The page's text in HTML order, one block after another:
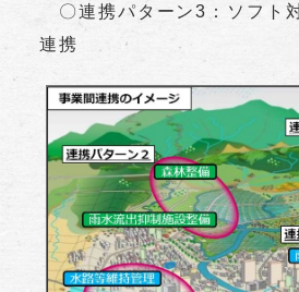
〇連携パターン3：ソフト
連携